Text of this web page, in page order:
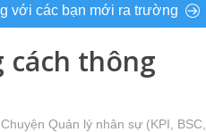
với các bạn mới ra trường
thông
Quản lý nhân sự (KPI, BSC,